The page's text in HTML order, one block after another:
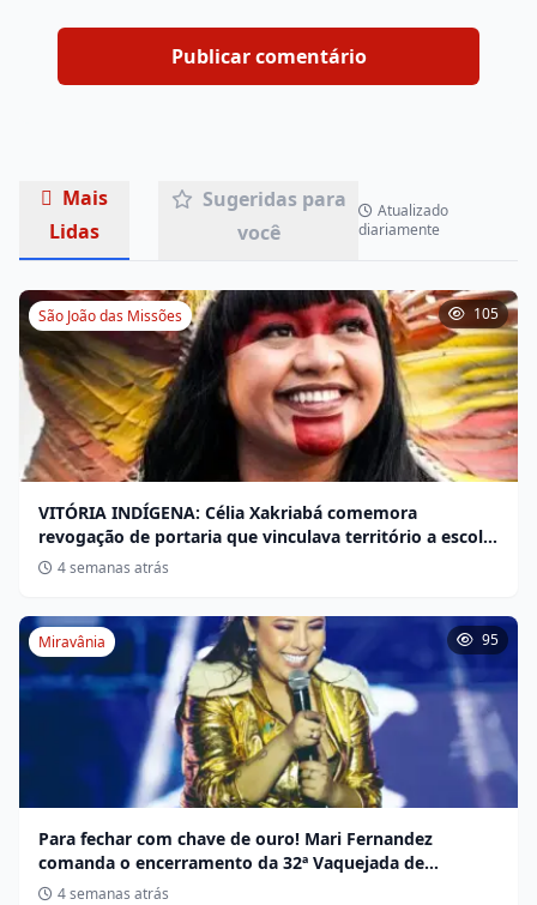
Mais
Lidas
Sugeridas para
você
Atualizado
diariamente
São João das Missões 105
VITÓRIA INDÍGENA: Célia Xakriabá comemora
revogação de portaria que vinculava território a escola
não indígena
4 semanas atrás
Miravânia 95
Para fechar com chave de ouro! Mari Fernandez
comanda o encerramento da 32ª Vaquejada de
Miravânia hoje
4 semanas atrás